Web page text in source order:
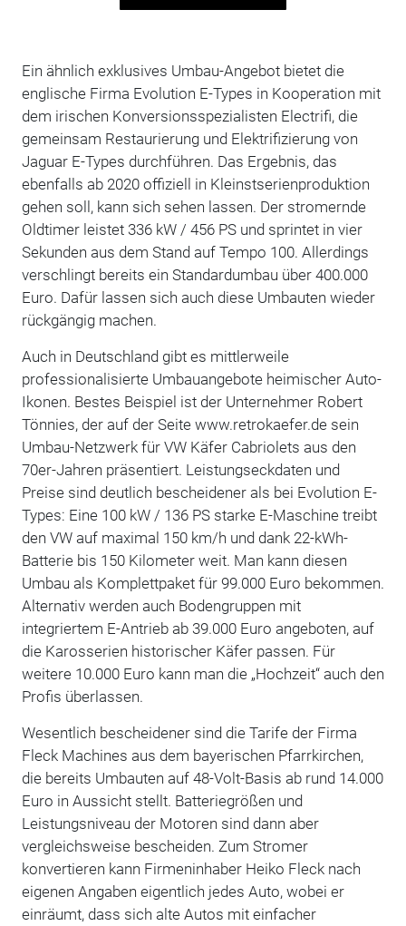
Ein ähnlich exklusives Umbau-Angebot bietet die
englische Firma Evolution E-Types in Kooperation mit
dem irischen Konversionsspezialisten Electrifi, die
gemeinsam Restaurierung und Elektrifizierung von
Jaguar E-Types durchführen. Das Ergebnis, das
ebenfalls ab 2020 offiziell in Kleinstserienproduktion
gehen soll, kann sich sehen lassen. Der stromernde
Oldtimer leistet 336 kW / 456 PS und sprintet in vier
Sekunden aus dem Stand auf Tempo 100. Allerdings
verschlingt bereits ein Standardumbau über 400.000
Euro. Dafür lassen sich auch diese Umbauten wieder
rückgängig machen.
Auch in Deutschland gibt es mittlerweile
professionalisierte Umbauangebote heimischer Auto-
Ikonen. Bestes Beispiel ist der Unternehmer Robert
Tönnies, der auf der Seite www.retrokaefer.de sein
Umbau-Netzwerk für VW Käfer Cabriolets aus den
70er-Jahren präsentiert. Leistungseckdaten und
Preise sind deutlich bescheidener als bei Evolution E-
Types: Eine 100 kW / 136 PS starke E-Maschine treibt
den VW auf maximal 150 km/h und dank 22-kWh-
Batterie bis 150 Kilometer weit. Man kann diesen
Umbau als Komplettpaket für 99.000 Euro bekommen.
Alternativ werden auch Bodengruppen mit
integriertem E-Antrieb ab 39.000 Euro angeboten, auf
die Karosserien historischer Käfer passen. Für
weitere 10.000 Euro kann man die „Hochzeit“ auch den
Profis überlassen.
Wesentlich bescheidener sind die Tarife der Firma
Fleck Machines aus dem bayerischen Pfarrkirchen,
die bereits Umbauten auf 48-Volt-Basis ab rund 14.000
Euro in Aussicht stellt. Batteriegrößen und
Leistungsniveau der Motoren sind dann aber
vergleichsweise bescheiden. Zum Stromer
konvertieren kann Firmeninhaber Heiko Fleck nach
eigenen Angaben eigentlich jedes Auto, wobei er
einräumt, dass sich alte Autos mit einfacher